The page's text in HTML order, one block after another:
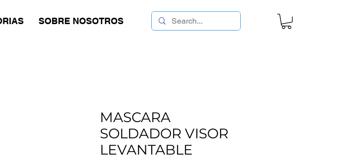
SOBRE NOSOTROS
MASCARA
SOLDADOR VISOR
LEVANTABLE